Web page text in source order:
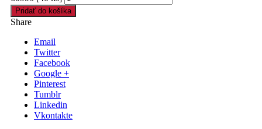
Pridať do košíka
Share
Email
Twitter
Facebook
Google +
Pinterest
Tumblr
Linkedin
Vkontakte